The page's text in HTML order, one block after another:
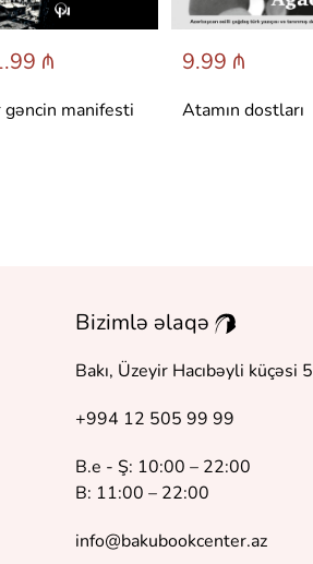
₼
gəncin manifesti
9.99 ₼
Atamın dostları
Bizimlə əlaqə
Bakı, Üzeyir Hacıbəyli küçəsi 5
+994 12 505 99 99
B.e - Ş: 10:00 – 22:00
B: 11:00 – 22:00
info@bakubookcenter.az